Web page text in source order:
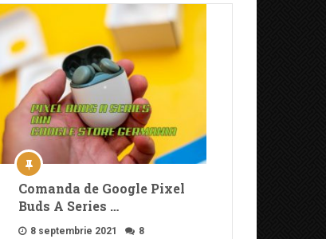
Comanda de Google Pixel
Buds A Series …
8 septembrie 2021 8